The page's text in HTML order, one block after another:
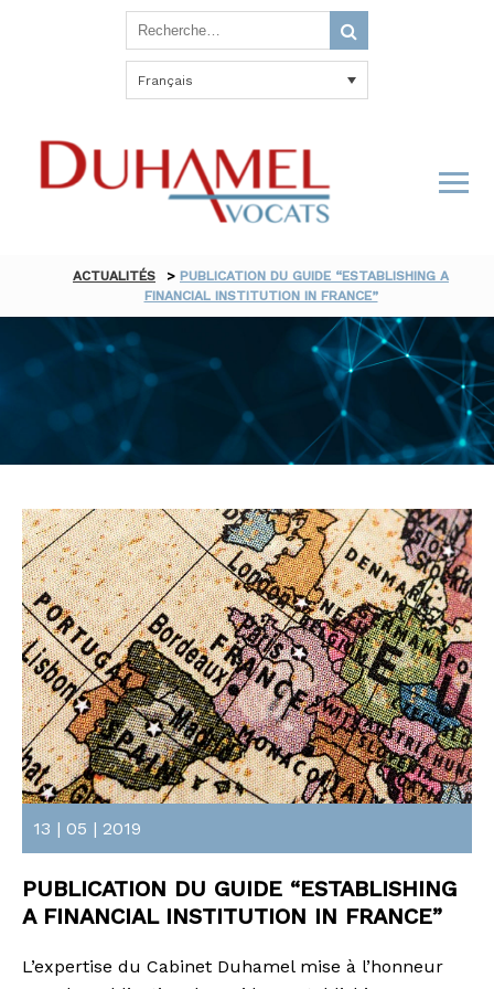
Français
ACTUALITÉS > PUBLICATION DU GUIDE “ESTABLISHING A
FINANCIAL INSTITUTION IN FRANCE”
13 | 05 | 2019
PUBLICATION DU GUIDE “ESTABLISHING
A FINANCIAL INSTITUTION IN FRANCE”
L’expertise du Cabinet Duhamel mise à l’honneur